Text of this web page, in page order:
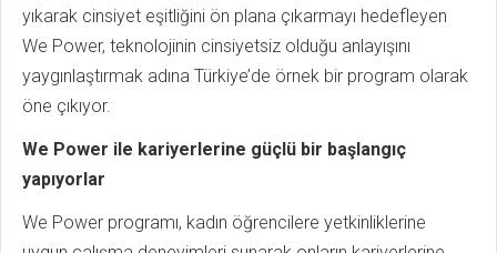
yıkarak cinsiyet eşitliğini ön plana çıkarmayı hedefleyen
We Power, teknolojinin cinsiyetsiz olduğu anlayışını
yaygınlaştırmak adına Türkiye’de örnek bir program olarak
öne çıkıyor.
We Power ile kariyerlerine güçlü bir başlangıç
yapıyorlar
We Power programı, kadın öğrencilere yetkinliklerine